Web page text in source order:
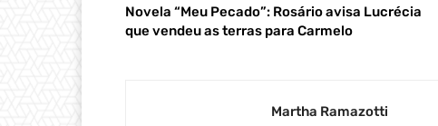
Novela “Meu Pecado”: Rosário avisa Lucrécia
que vendeu as terras para Carmelo
Martha Ramazotti